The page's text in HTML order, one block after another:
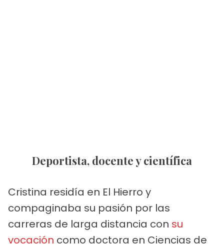
Deportista, docente y científica
Cristina residía en El Hierro y
compaginaba su pasión por las
carreras de larga distancia con su
vocación como doctora en Ciencias de